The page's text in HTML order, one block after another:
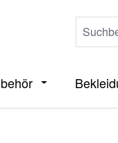
das Dropdown
Öffne oder